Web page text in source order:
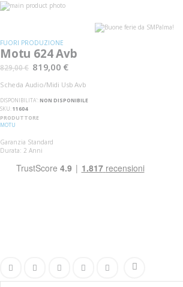
Vai
alla
galleria
di
immagini
galleria
di
immagini
FUORI PRODUZIONE
Motu 624 Avb
829,00 € 819,00 €
Scheda Audio/Midi Usb Avb
DISPONIBILITA':NON DISPONIBILE
SKU 11604
PRODUTTORE
MOTU
Garanzia Standard
Durata: 2 Anni